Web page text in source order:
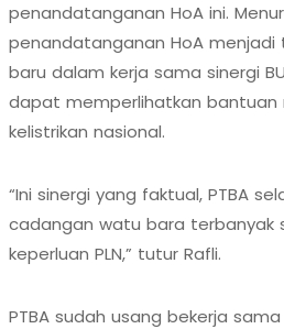
penandatanganan HoA ini.
penandatanganan HoA
baru dalam kerja sama sinergi
dapat memperlihatkan bantuan
kelistrikan nasional.
“Ini sinergi yang faktual, PTBA
cadangan watu bara terbanyak
keperluan PLN,” tutur Rafli.
PTBA sudah usang bekerja